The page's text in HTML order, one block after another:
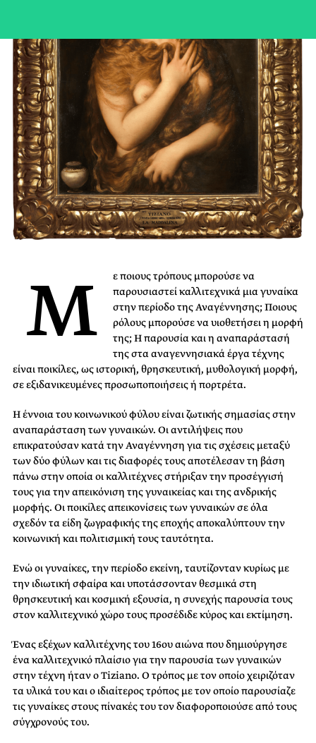
Μ
ε ποιους τρόπους μπορούσε να
παρουσιαστεί καλλιτεχνικά μια γυναίκα
στην περίοδο της Αναγέννησης; Ποιους
ρόλους μπορούσε να υιοθετήσει η μορφή
της; Η παρουσία και η αναπαράστασή
της στα αναγεννησιακά έργα τέχνης
είναι ποικίλες, ως ιστορική, θρησκευτική, μυθολογική μορφή,
σε εξιδανικευμένες προσωποποιήσεις ή πορτρέτα.
Η έννοια του κοινωνικού φύλου είναι ζωτικής σημασίας στην
αναπαράσταση των γυναικών. Οι αντιλήψεις που
επικρατούσαν κατά την Αναγέννηση για τις σχέσεις μεταξύ
των δύο φύλων και τις διαφορές τους αποτέλεσαν τη βάση
πάνω στην οποία οι καλλιτέχνες στήριξαν την προσέγγισή
τους για την απεικόνιση της γυναικείας και της ανδρικής
μορφής. Οι ποικίλες απεικονίσεις των γυναικών σε όλα
σχεδόν τα είδη ζωγραφικής της εποχής αποκαλύπτουν την
κοινωνική και πολιτισμική τους ταυτότητα.
Ενώ οι γυναίκες, την περίοδο εκείνη, ταυτίζονταν κυρίως με
την ιδιωτική σφαίρα και υποτάσσονταν θεσμικά στη
θρησκευτική και κοσμική εξουσία, η συνεχής παρουσία τους
στον καλλιτεχνικό χώρο τους προσέδιδε κύρος και εκτίμηση.
Ένας εξέχων καλλιτέχνης του 16ου αιώνα που δημιούργησε
ένα καλλιτεχνικό πλαίσιο για την παρουσία των γυναικών
στην τέχνη ήταν ο Tiziano. Ο τρόπος με τον οποίο χειριζόταν
τα υλικά του και ο ιδιαίτερος τρόπος με τον οποίο παρουσίαζε
τις γυναίκες στους πίνακές του τον διαφοροποιούσε από τους
σύγχρονούς του.